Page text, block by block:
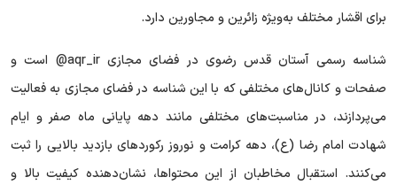
برای اقشار مختلف به‌ویژه زائرین و مجاورین دارد.
شناسه رسمی آستان قدس رضوی در فضای مجازی aqr_ir@ است و
صفحات و کانال‌های مختلفی که با این شناسه در فضای مجازی به فعالیت
می‌پردازند، در مناسبت‌های مختلفی مانند دهه پایانی ماه صفر و ایام
شهادت امام رضا (ع)، دهه کرامت و نوروز رکورد‌های بازدید بالایی را ثبت
می‌کنند. استقبال مخاطبان از این محتواها، نشان‌دهنده کیفیت بالا و